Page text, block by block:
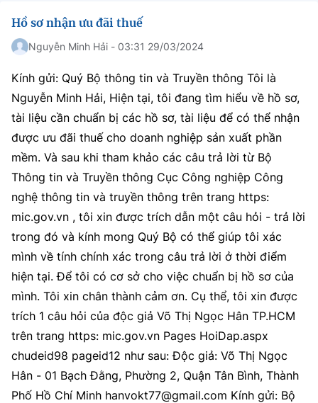
Hồ sơ nhận ưu đãi thuế
Nguyễn Minh Hải - 03:31 29/03/2024
Kính gửi: Quý Bộ thông tin và Truyền thông Tôi là
Nguyễn Minh Hải, Hiện tại, tôi đang tìm hiểu về hồ sơ,
tài liệu cần chuẩn bị các hồ sơ, tài liệu để có thể nhận
được ưu đãi thuế cho doanh nghiệp sản xuất phần
mềm. Và sau khi tham khảo các câu trả lời từ Bộ
Thông tin và Truyền thông Cục Công nghiệp Công
nghệ thông tin và truyền thông trên trang https:
mic.gov.vn , tôi xin được trích dẫn một câu hỏi - trả lời
trong đó và kính mong Quý Bộ có thể giúp tôi xác
mình về tính chính xác trong câu trả lời ở thời điểm
hiện tại. Để tôi có cơ sở cho việc chuẩn bị hồ sơ của
mình. Tôi xin chân thành cảm ơn. Cụ thể, tôi xin được
trích 1 câu hỏi của độc giả Võ Thị Ngọc Hân TP.HCM
trên trang https: mic.gov.vn Pages HoiDap.aspx
chudeid98 pageid12 như sau: Độc giả: Võ Thị Ngọc
Hân - 01 Bạch Đằng, Phường 2, Quận Tân Bình, Thành
Phố Hồ Chí Minh hanvokt77@gmail.com Kính gửi: Bộ